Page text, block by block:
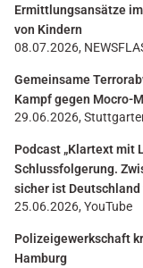
Ermittlungsansätze
von Kindern
08.07.2026,
Gemeinsame
Kampf gegen Mocro-
29.06.2026,
Podcast „Klartext mit
Schlussfolgerung.
sicher ist
25.06.2026, YouTube
Polizeigewerkschaft
Hamburg